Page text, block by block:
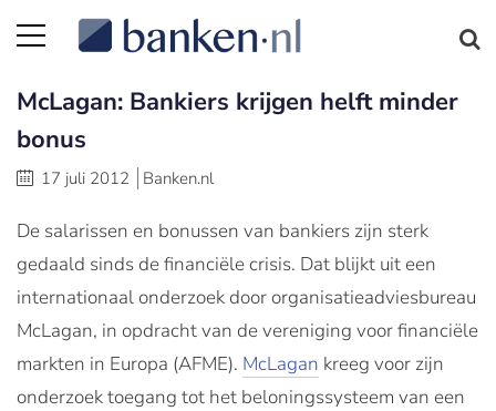
McLagan: Bankiers krijgen helft minder
bonus
17 juli 2012 Banken.nl
De salarissen en bonussen van bankiers zijn sterk
gedaald sinds de financiële crisis. Dat blijkt uit een
internationaal onderzoek door organisatieadviesbureau
McLagan, in opdracht van de vereniging voor financiële
markten in Europa (AFME). McLagan kreeg voor zijn
onderzoek toegang tot het beloningssysteem van een